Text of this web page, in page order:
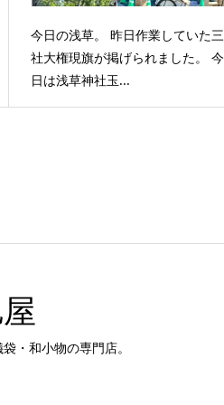
今日の浅草。 昨日作業していた三
社大権現旗が掲げられました。 今
日は浅草神社玉...
・和小物の専門店。